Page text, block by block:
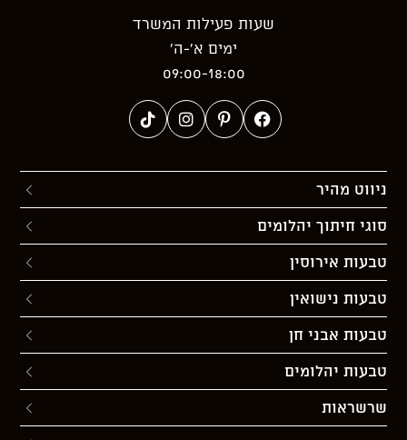
שעות פעילות המשרד
ימים א’-ה’
09:00-18:00
ניווט מהיר
סוגי חיתוך יהלומים
טבעות אירוסין
טבעות נישואין
טבעות אבני חן
טבעות יהלומים
שרשראות